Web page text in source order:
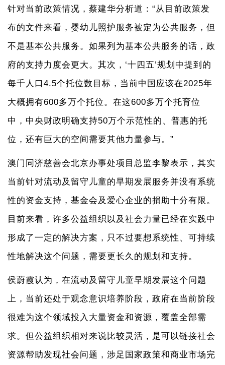
针对当前政策情况，蔡建华分析道：“从目前政策发
布的文件来看，婴幼儿照护服务被定为公共服务，但
不是基本公共服务。如果列为基本公共服务的话，政
府的支持力度会更大。其次，‘十四五’规划中提到的
每千人口4.5个托位数目标，当前中国应该在2025年
大概拥有600多万个托位。在这600多万个托育位
中，中央财政明确支持50万个示范性的、普惠的托
位，还有巨大的空间需要其他力量参与。”
澳门同济慈善会北京办事处项目总监李黎表示，其实
当前针对流动及留守儿童的早期发展服务并没有系统
性的资金支持，基金会及爱心企业的捐助十分有限。
目前来看，许多公益组织以及社会力量已经在实践中
形成了一定的解决方案，只不过要想系统性、可持续
性地解决这个问题，需要更长久的规划和支持。
侯蔚霞认为，在流动及留守儿童早期发展这个问题
上，当前还处于观念意识培养阶段，政府在当前阶段
很难为这个领域投入大量资金和资源，覆盖全部需
求。但公益组织相对来说比较灵活，是可以链接社会
资源帮助发现社会问题，涉足国家政策和商业市场完